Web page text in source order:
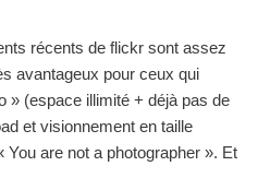
récents de flickr sont assez
avantageux pour ceux qui
» (espace illimité + déjà pas de
et visionnement en taille
You are not a photographer ». Et